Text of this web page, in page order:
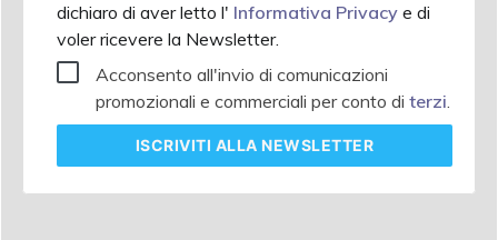
dichiaro di aver letto l' Informativa Privacy e di
voler ricevere la Newsletter.
Acconsento all'invio di comunicazioni
promozionali e commerciali per conto di terzi.
ISCRIVITI ALLA NEWSLETTER